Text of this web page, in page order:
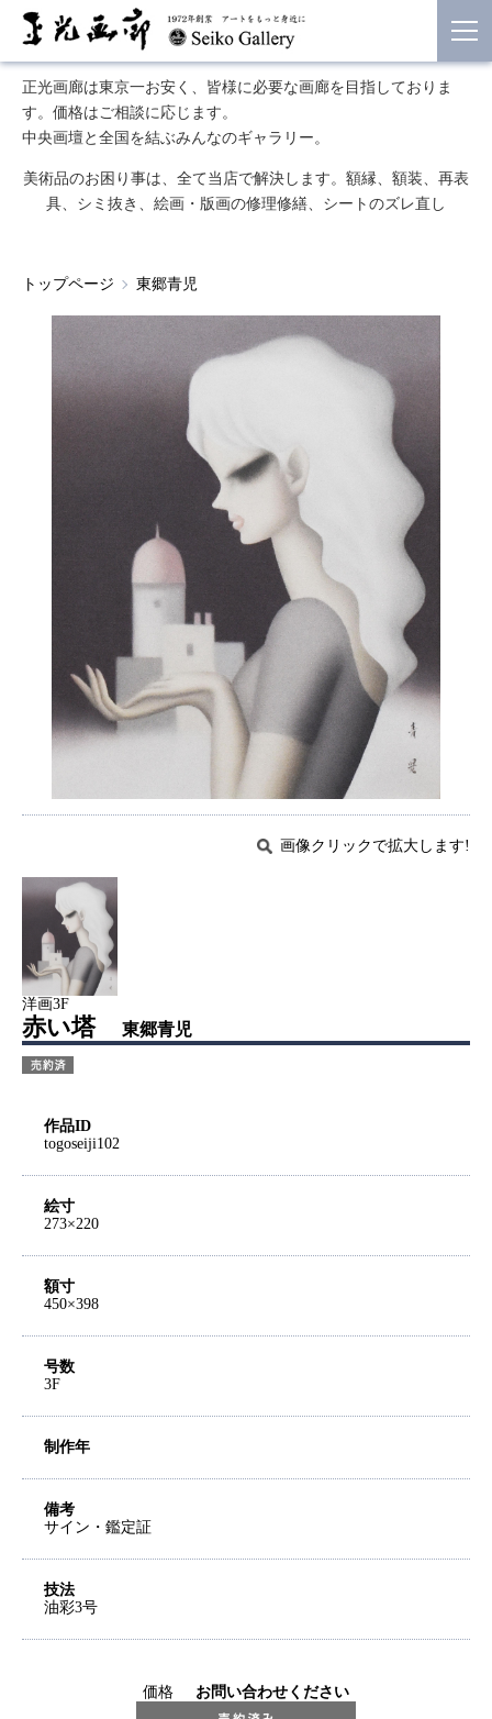
正光画廊は東京一お安く、皆様に必要な画廊を目指しておりま
す。価格はご相談に応じます。
中央画壇と全国を結ぶみんなのギャラリー。
美術品のお困り事は、全て当店で解決します。額縁、額装、再表
具、シミ抜き、絵画・版画の修理修繕、シートのズレ直し
トップページ 東郷青児
画像クリックで拡大します!
洋画3F
赤い塔 東郷青児
作品ID
togoseiji102
絵寸
273×220
額寸
450×398
号数
3F
制作年
備考
サイン・鑑定証
技法
油彩3号
価格 お問い合わせください